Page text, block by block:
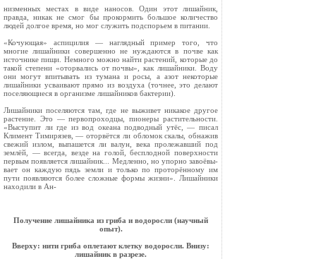
низменных местах в виде наносов. Один этот лишайник,
правда, никак не смог бы прокор­мить большое количество
людей долгое время, но мог служить подспорьем в питании.
«Кочующая» аспицилия — наглядный при­мер того, что
многие лишайники совершенно не нуждаются в почве как
источнике пищи. Немно­го можно найти растений, которые до
такой степени «оторвались от почвы», как лишайни­ки. Воду
они могут впитывать из тумана и росы, а азот некоторые
лишайники усваивают прямо из воздуха (точнее, это делают
поселяющиеся в организме лишайников бактерии).
Лишайники поселяются там, где не выживет никакое другое
растение. Это — первопроходцы, пионеры растительности.
«Выступит ли где из вод океана подводный утёс, — писал
Климент Тимирязев, — оторвётся ли обломок скалы, об­нажив
свежий излом, выпашется ли валун, века пролежавший под
землёй, — всегда, везде на голой, бесплодной поверхности
первым появля­ется лишайник... Медленно, но упорно завоёвы­
вает он каждую пядь земли и только по прото­рённому им
пути появляются более сложные формы жизни». Лишайники
находили в Ан-
Получение лишайника из гриба и водоросли (научный
опыт).
Вверху: нити гриба оплетают клетку водоросли. Внизу:
лишайник в разрезе.